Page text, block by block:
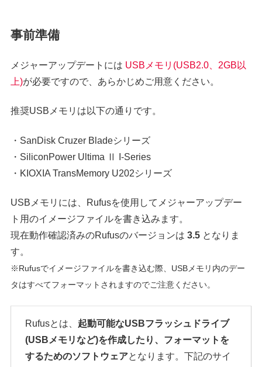
事前準備
メジャーアップデートには USBメモリ(USB2.0、2GB以
上)が必要ですので、あらかじめご用意ください。
推奨USBメモリは以下の通りです。
・SanDisk Cruzer Bladeシリーズ
・SiliconPower Ultima Ⅱ I-Series
・KIOXIA TransMemory U202シリーズ
USBメモリには、Rufusを使用してメジャーアップデー
ト用のイメージファイルを書き込みます。
現在動作確認済みのRufusのバージョンは3.5 となりま
す。
※Rufusでイメージファイルを書き込む際、USBメモリ内のデー
タはすべてフォーマットされますのでご注意ください。
Rufusとは、 起動可能なUSBフラッシュドライブ
(USBメモリなど)を作成したり、フォーマットを
するためのソフトウェアとなります。下記のサイ